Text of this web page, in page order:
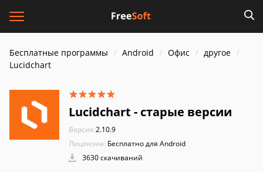
Бесплатные программы Android Офис
другое
Lucidchart
Lucidchart - старые версии
Версия:2.10.9
Лицензия: Бесплатно для Android
3630 скачиваний